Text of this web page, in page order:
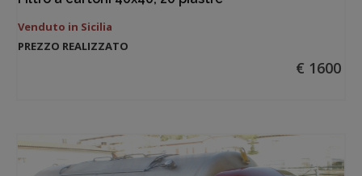
Venduto in Sicilia
PREZZO REALIZZATO
€ 1600